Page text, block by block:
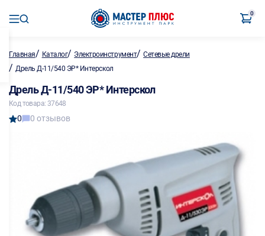
0
Главная/ Каталог/ Электроинструмент/Сетевые дрели
/ Дрель Д-11/540 ЭР* Интерскол
Дрель Д-11/540 ЭР* Интерскол
Код товара: 37648
0 0 отзывов